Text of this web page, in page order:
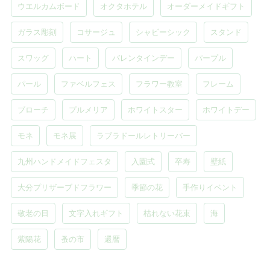
ウエルカムボード オクタホテル オーダーメイドギフト
ガラス彫刻 コサージュ シャビーシック スタンド
スワッグ ハート バレンタインデー パープル
パール ファベルフェス フラワー教室 フレーム
ブローチ プルメリア ホワイトスター ホワイトデー
モネ モネ展 ラブラドールレトリーバー
九州ハンドメイドフェスタ 入園式 卒寿 壁紙
大分プリザーブドフラワー 季節の花 手作りイベント
敬老の日 文字入れギフト 枯れない花束 海
紫陽花 蚤の市 還暦